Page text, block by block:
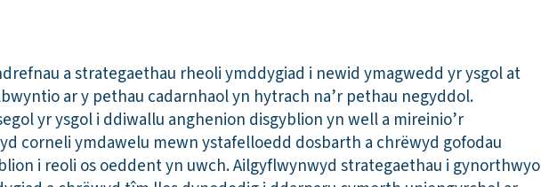
a strategaethau rheoli ymddygiad i newid ymagwedd yr ysgol at
ar y pethau cadarnhaol yn hytrach na’r pethau negyddol.
yr ysgol i ddiwallu anghenion disgyblion yn well a mireinio’r
corneli ymdawelu mewn ystafelloedd dosbarth a chrëwyd gofodau
i reoli os oeddent yn uwch. Ailgyflwynwyd strategaethau i gynorthwyo